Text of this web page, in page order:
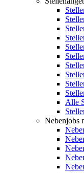
Alle
Nebenjobs